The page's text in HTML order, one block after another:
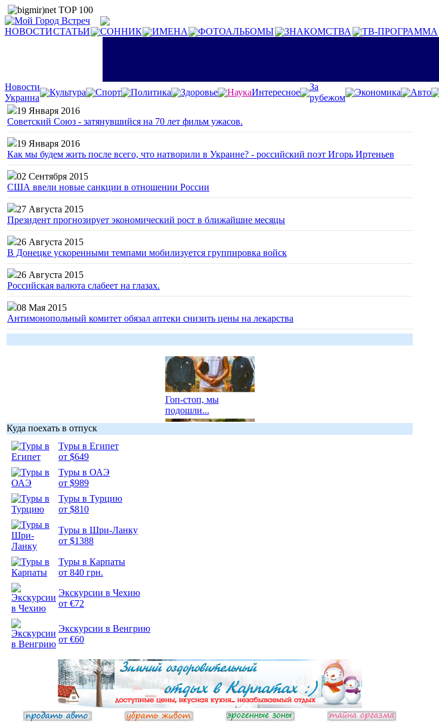
НОВОСТИСТАТЬИ СОННИК ИМЕНА ФОТОАЛЬБОМЫ ЗНАКОМСТВА ТВ-ПРОГРАММА
Новости
Украина
Культура Спорт Политика Здоровье НаукаИнтересное
За
рубежом
Экономика
Авто
19 Января 2016
Советский Союз - затянувшийся на 70 лет фильм ужасов.
19 Января 2016
Как мы будем жить после всего, что натворили в Украине? - российский поэт Игорь Иртеньев
02 Сентября 2015
США ввели новые санкции в отношении России
27 Августа 2015
Президент прогнозирует экономический рост в ближайшие месяцы
26 Августа 2015
В Донецке ускоренными темпами мобилизуется группировка войск
26 Августа 2015
Российская валюта слабеет на глазах.
08 Мая 2015
Антимонопольный комитет обязал аптеки снизить цены на лекарства
Гоп-стоп, мы
подошли...
Куда поехать в отпуск
Туры в Египет
от $649
Туры в ОАЭ
от $989
Туры в Турцию
от $810
Туры в Шри-Ланку
от $1388
Туры в Карпаты
от 840 грн.
Экскурсии в Чехию
от €72
Экскурсии в Венгрию
от €60